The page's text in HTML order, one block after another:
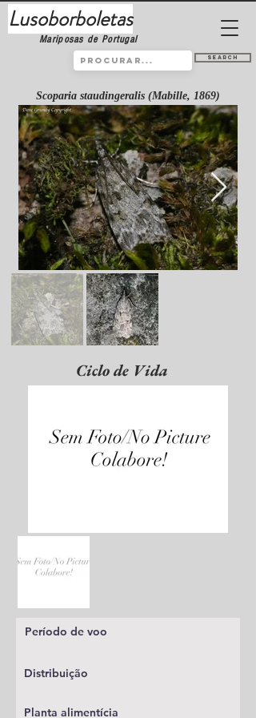
Lusoborboletas
Mariposas de Portugal
Search
Scoparia staudingeralis (Mabille, 1869)
Ciclo de Vida
Período de voo
Distribuição
Planta alimentícia